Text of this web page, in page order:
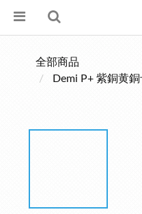
全部商品
Demi P+ 紫銅黄